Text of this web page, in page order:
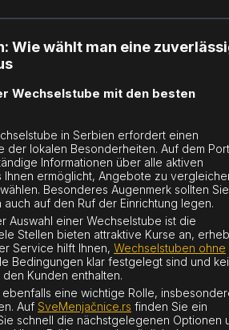
Wie wählt man eine
Wechselstube mit den besten
in Serbien erfordert einen
der lokalen Besonderheiten. Auf dem
Informationen über alle aktiven
Ihnen ermöglicht, Angebote zu
Besonderes Augenmerk sollten
auf den Ruf der Einrichtung legen.
Auswahl einer Wechselstube ist die
Stellen bieten attraktive Kurse an,
Service hilft Ihnen, Wechselstuben ohne
Bedingungen klar festgelegt sind und
Kunden enthalten.
eine wichtige Rolle,
Auf SveMenjačnice.rs finden Sie ein
schnell die nächstgelegenen Optionen